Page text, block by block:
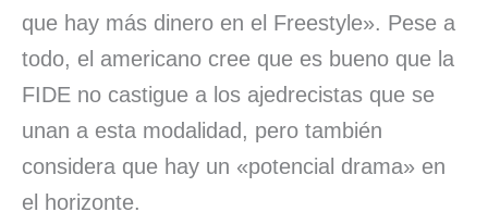
que hay más dinero en el Freestyle». Pese a
todo, el americano cree que es bueno que la
FIDE no castigue a los ajedrecistas que se
unan a esta modalidad, pero también
considera que hay un «potencial drama» en
el horizonte.